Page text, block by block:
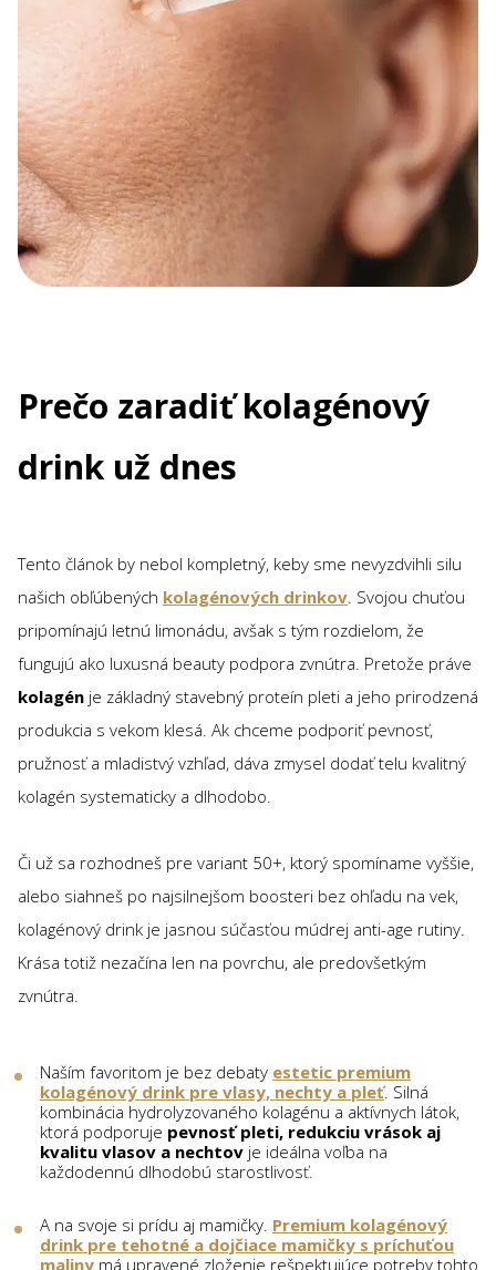
Prečo zaradiť kolagénový
drink už dnes
Tento článok by nebol kompletný, keby sme nevyzdvihli silu
našich obľúbených kolagénových drinkov. Svojou chuťou
pripomínajú letnú limonádu, avšak s tým rozdielom, že
fungujú ako luxusná beauty podpora zvnútra. Pretože práve
kolagén je základný stavebný proteín pleti a jeho prirodzená
produkcia s vekom klesá. Ak chceme podporiť pevnosť,
pružnosť a mladistvý vzhľad, dáva zmysel dodať telu kvalitný
kolagén systematicky a dlhodobo.
Či už sa rozhodneš pre variant 50+, ktorý spomíname vyššie,
alebo siahneš po najsilnejšom boosteri bez ohľadu na vek,
kolagénový drink je jasnou súčasťou múdrej anti-age rutiny.
Krása totiž nezačína len na povrchu, ale predovšetkým
zvnútra.
Naším favoritom je bez debaty estetic premium
kolagénový drink pre vlasy, nechty a pleť. Silná
kombinácia hydrolyzovaného kolagénu a aktívnych látok,
ktorá podporuje pevnosť pleti, redukciu vrások aj
kvalitu vlasov a nechtov je ideálna voľba na
každodennú dlhodobú starostlivosť.
A na svoje si prídu aj mamičky. Premium kolagénový
drink pre tehotné a dojčiace mamičky s príchuťou
maliny má upravené zloženie rešpektujúce potreby tohto